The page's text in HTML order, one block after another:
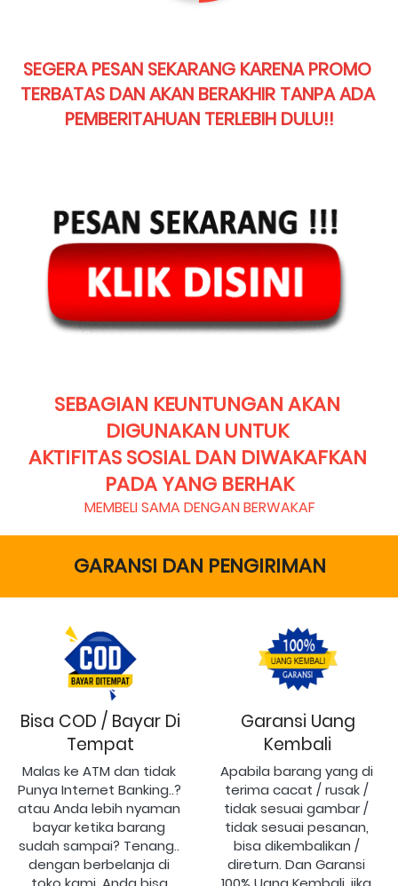
SEGERA PESAN SEKARANG KARENA PROMO
TERBATAS DAN AKAN BERAKHIR TANPA ADA
PEMBERITAHUAN TERLEBIH DULU!!
SEBAGIAN KEUNTUNGAN AKAN
DIGUNAKAN UNTUK
AKTIFITAS SOSIAL DAN DIWAKAFKAN
PADA YANG BERHAK
MEMBELI SAMA DENGAN BERWAKAF
GARANSI DAN PENGIRIMAN
Bisa COD / Bayar Di
Tempat
Malas ke ATM dan tidak
Punya Internet Banking..?
atau Anda lebih nyaman
bayar ketika barang
sudah sampai? Tenang..
dengan berbelanja di
Garansi Uang
Kembali
Apabila barang yang di
terima cacat / rusak /
tidak sesuai gambar /
tidak sesuai pesanan,
bisa dikembalikan /
direturn. Dan Garansi